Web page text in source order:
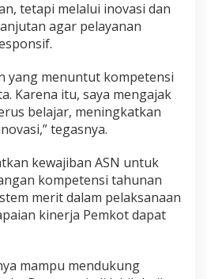
tetapi melalui inovasi dan
agar pelayanan
yang menuntut kompetensi
Karena itu, saya mengajak
belajar, meningkatkan
tegasnya.
kewajiban ASN untuk
kompetensi tahunan
merit dalam pelaksanaan
kinerja Pemkot dapat
mampu mendukung